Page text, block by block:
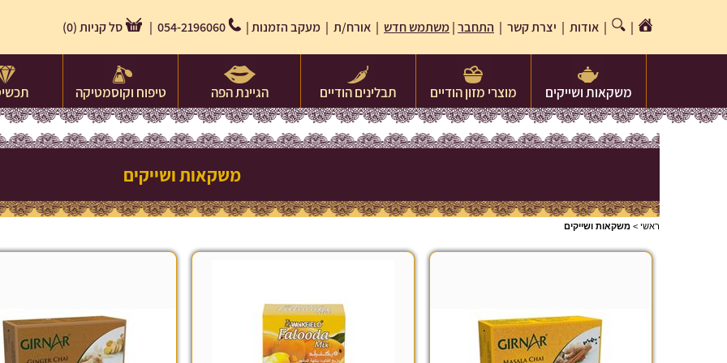
|
| אודות | יצרת קשר | התחבר|משתמש חדש | אורח/ת | מעקב הזמנות| סל קניות(
0
)
משקאות ושייקים מוצרי מזון הודיים תבלינים הודיים הגיינת הפה טיפוח וקוסמטיקה
משקאות ושייקים
ראשי > משקאות ושייקים